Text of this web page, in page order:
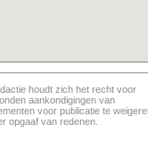
houdt zich het recht voor
aankondigingen van
voor publicatie te
opgaaf van redenen.